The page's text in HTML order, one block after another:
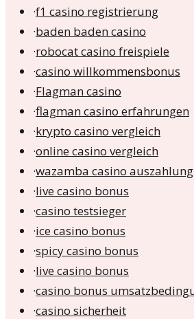
·f1 casino registrierung
·baden baden casino
·robocat casino freispiele
·casino willkommensbonus
·Flagman casino
·flagman casino erfahrungen
·krypto casino vergleich
·online casino vergleich
·wazamba casino auszahlung
·live casino bonus
·casino testsieger
·ice casino bonus
·spicy casino bonus
·live casino bonus
·casino bonus
·casino sicherheit